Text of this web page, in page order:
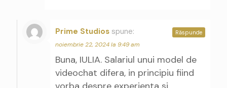
Prime Studios spune:
noiembrie 22, 2024 la 9:49 am
Buna, IULIA. Salariul unui model de
videochat difera, in principiu fiind
Răspunde